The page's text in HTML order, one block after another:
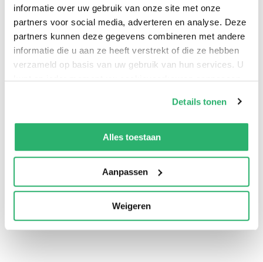
informatie over uw gebruik van onze site met onze
partners voor social media, adverteren en analyse. Deze
partners kunnen deze gegevens combineren met andere
informatie die u aan ze heeft verstrekt of die ze hebben
verzameld op basis van uw gebruik van hun services. U
kunt op ieder moment uw cookievoorkeuren aanpassen
We werken samen met13 derdendie uw gegevens
kunnen ontvangen en verwerken.
Details tonen
Alles toestaan
Aanpassen
Weigeren
0|0